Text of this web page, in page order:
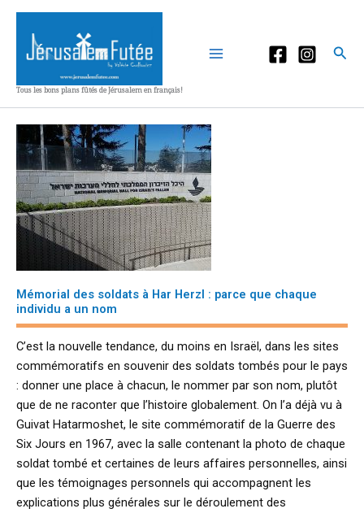
Aller
contenu
Tous les bons plans fûtés de Jérusalem en français!
Mémorial des soldats à Har Herzl : parce que chaque
individu a un nom
C’est la nouvelle tendance, du moins en Israël, dans les sites
commémoratifs en souvenir des soldats tombés pour le pays
: donner une place à chacun, le nommer par son nom, plutôt
que de ne raconter que l’histoire globalement. On l’a déjà vu à
Guivat Hatarmoshet, le site commémoratif de la Guerre des
Six Jours en 1967, avec la salle contenant la photo de chaque
soldat tombé et certaines de leurs affaires personnelles, ainsi
que les témoignages personnels qui accompagnent les
explications plus générales sur le déroulement des